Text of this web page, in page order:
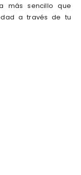
más sencillo que
a través de tu